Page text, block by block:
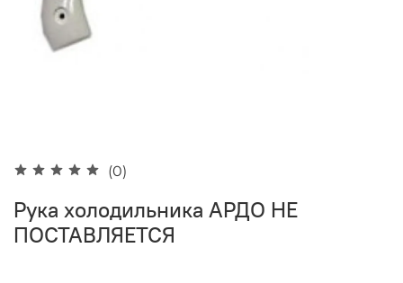
(0)
Рука холодильника АРДО НЕ
ПОСТАВЛЯЕТСЯ